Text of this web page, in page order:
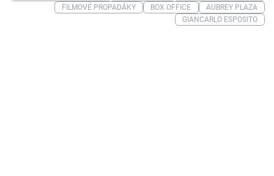
FILMOVÉ PROPADÁKY
BOX OFFICE
AUBREY PLAZA
GIANCARLO ESPOSITO